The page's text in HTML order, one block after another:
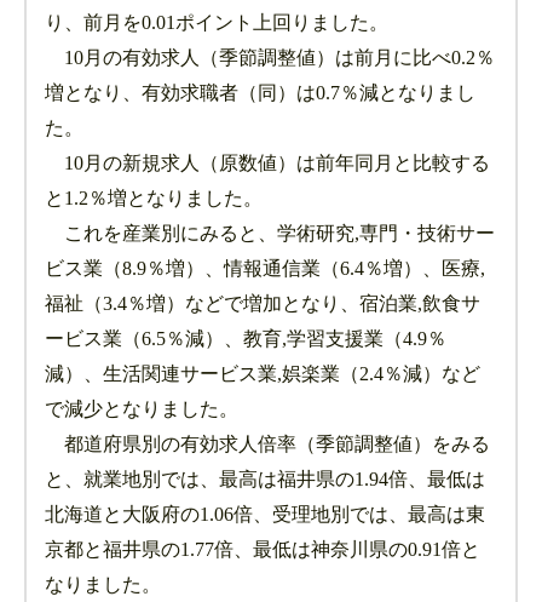
り、前月を0.01ポイント上回りました。
10月の有効求人（季節調整値）は前月に比べ0.2％
増となり、有効求職者（同）は0.7％減となりまし
た。
10月の新規求人（原数値）は前年同月と比較する
と1.2％増となりました。
これを産業別にみると、学術研究,専門・技術サー
ビス業（8.9％増）、情報通信業（6.4％増）、医療,
福祉（3.4％増）などで増加となり、宿泊業,飲食サ
ービス業（6.5％減）、教育,学習支援業（4.9％
減）、生活関連サービス業,娯楽業（2.4％減）など
で減少となりました。
都道府県別の有効求人倍率（季節調整値）をみる
と、就業地別では、最高は福井県の1.94倍、最低は
北海道と大阪府の1.06倍、受理地別では、最高は東
京都と福井県の1.77倍、最低は神奈川県の0.91倍と
なりました。